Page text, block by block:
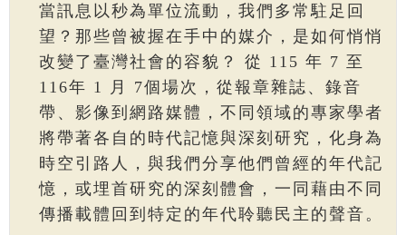
當訊息以秒為單位流動，我們多常駐足回
望？那些曾被握在手中的媒介，是如何悄悄
改變了臺灣社會的容貌？ 從 115 年 7 至
116年 1 月 7個場次，從報章雜誌、錄音
帶、影像到網路媒體，不同領域的專家學者
將帶著各自的時代記憶與深刻研究，化身為
時空引路人，與我們分享他們曾經的年代記
憶，或埋首研究的深刻體會，一同藉由不同
傳播載體回到特定的年代聆聽民主的聲音。